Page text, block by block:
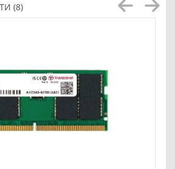
(8)